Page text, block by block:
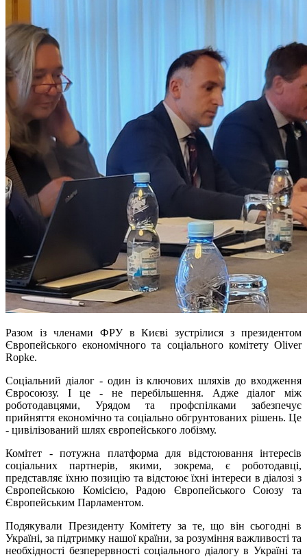
Разом із членами ФРУ в Києві зустрілися з президентом
Європейського економічного та соціального комітету Oliver
Ropke.
Соціальний діалог - один із ключових шляхів до входження
Євросоюзу. І це - не перебільшення. Адже діалог між
роботодавцями, Урядом та профспілками забезпечує
прийняття економічно та соціально обгрунтованих рішень. Це
- цивілізований шлях європейського лобізму.
Комітет - потужна платформа для відстоювання інтересів
соціальних партнерів, якими, зокрема, є роботодавці,
представляє їхню позицію та відстоює їхні інтереси в діалозі з
Європейською Комісією, Радою Європейського Союзу та
Європейським Парламентом.
Подякували Президенту Комітету за те, що він сьогодні в
Україні, за підтримку нашої країни, за розуміння важливості та
необхідності безперервності соціального діалогу в Україні та